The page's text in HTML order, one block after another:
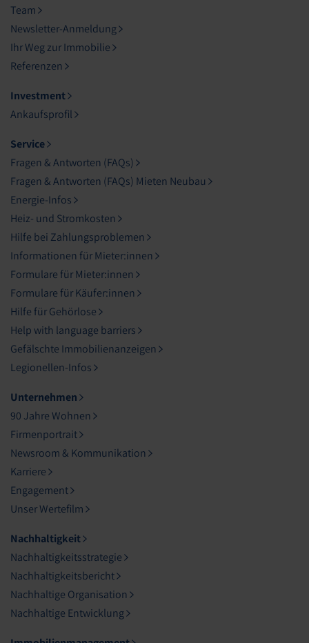
Team
Newsletter-Anmeldung
Ihr Weg zur Immobilie
Referenzen
Investment
Ankaufsprofil
Service
Fragen & Antworten (FAQs)
Fragen & Antworten (FAQs) Mieten Neubau
Energie-Infos
Heiz- und Stromkosten
Hilfe bei Zahlungsproblemen
Informationen für Mieter:innen
Formulare für Mieter:innen
Formulare für Käufer:innen
Hilfe für Gehörlose
Help with language barriers
Gefälschte Immobilienanzeigen
Legionellen-Infos
Unternehmen
90 Jahre Wohnen
Firmenportrait
Newsroom & Kommunikation
Karriere
Engagement
Unser Wertefilm
Nachhaltigkeit
Nachhaltigkeitsstrategie
Nachhaltigkeitsbericht
Nachhaltige Organisation
Nachhaltige Entwicklung